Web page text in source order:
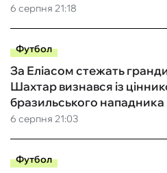
6 серпня 21:18
Футбол
6 серпня 21:03
За Еліасом стежать
Шахтар визнався із
бразильського нападника
Футбол